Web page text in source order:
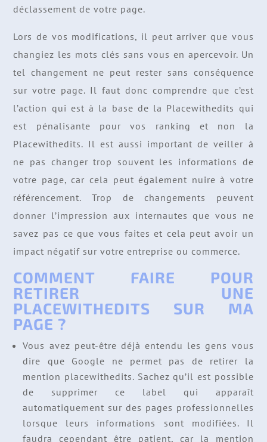
déclassement de votre page.
Lors de vos modifications, il peut arriver que vous
changiez les mots clés sans vous en apercevoir. Un
tel changement ne peut rester sans conséquence
sur votre page. Il faut donc comprendre que c’est
l’action qui est à la base de la Placewithedits qui
est pénalisante pour vos ranking et non la
Placewithedits. Il est aussi important de veiller à
ne pas changer trop souvent les informations de
votre page, car cela peut également nuire à votre
référencement. Trop de changements peuvent
donner l’impression aux internautes que vous ne
savez pas ce que vous faites et cela peut avoir un
impact négatif sur votre entreprise ou commerce.
COMMENT FAIRE POUR
RETIRER UNE
PLACEWITHEDITS SUR MA
PAGE ?
Vous avez peut-être déjà entendu les gens vous
dire que Google ne permet pas de retirer la
mention placewithedits. Sachez qu’il est possible
de supprimer ce label qui apparaît
automatiquement sur des pages professionnelles
lorsque leurs informations sont modifiées. Il
faudra cependant être patient, car la mention